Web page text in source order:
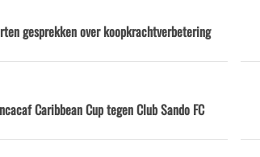
gesprekken over koopkrachtverbetering
Caribbean Cup tegen Club Sando FC